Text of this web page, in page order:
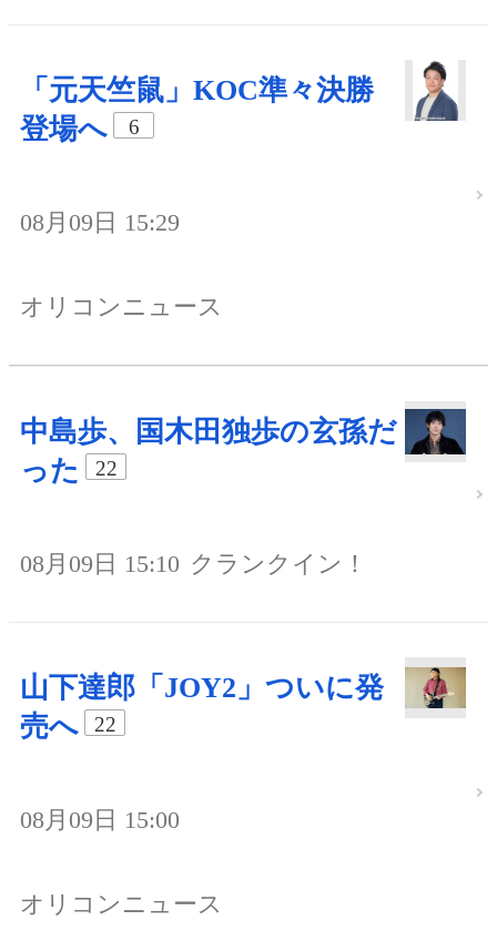
「元天竺鼠」KOC準々決勝
登場へ
6
08月09日 15:29
オリコンニュース
中島歩、国木田独歩の玄孫だ
った
22
08月09日 15:10 クランクイン！
山下達郎「JOY2」ついに発
売へ
22
08月09日 15:00
オリコンニュース